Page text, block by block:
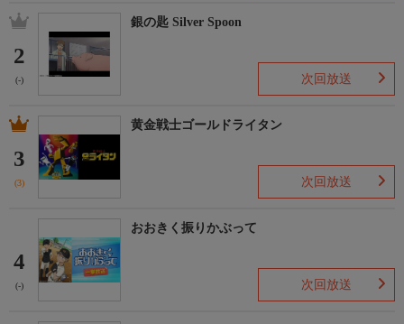
2
(-)
銀の匙 Silver Spoon
次回放送
3
(3)
黄金戦士ゴールドライタン
次回放送
4
(-)
おおきく振りかぶって
次回放送